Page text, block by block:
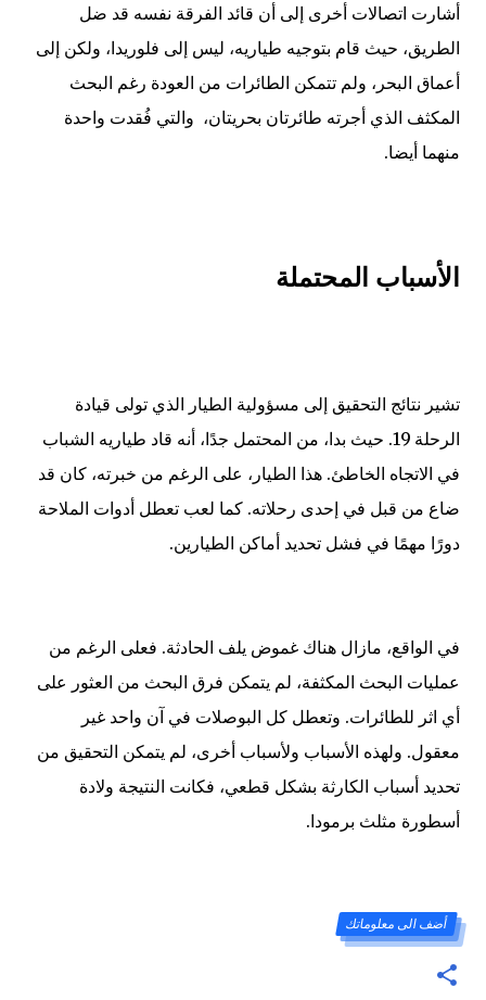
أشارت اتصالات أخرى إلى أن قائد الفرقة نفسه قد ضل
الطريق، حيث قام بتوجيه طياريه، ليس إلى فلوريدا، ولكن إلى
أعماق البحر، ولم تتمكن الطائرات من العودة رغم البحث
المكثف الذي أجرته طائرتان بحريتان، والتي فُقدت واحدة
منهما أيضا.
الأسباب المحتملة
تشير نتائج التحقيق إلى مسؤولية الطيار الذي تولى قيادة
الرحلة 19. حيث بدا، من المحتمل جدًا، أنه قاد طياريه الشباب
في الاتجاه الخاطئ. هذا الطيار، على الرغم من خبرته، كان قد
ضاع من قبل في إحدى رحلاته. كما لعب تعطل أدوات الملاحة
دورًا مهمًا في فشل تحديد أماكن الطيارين.
في الواقع، مازال هناك غموض يلف الحادثة. فعلى الرغم من
عمليات البحث المكثفة، لم يتمكن فرق البحث من العثور على
أي اثر للطائرات. وتعطل كل البوصلات في آن واحد غير
معقول. ولهذه الأسباب ولأسباب أخرى، لم يتمكن التحقيق من
تحديد أسباب الكارثة بشكل قطعي، فكانت النتيجة ولادة
أسطورة مثلث برمودا.
أضف الى معلوماتك